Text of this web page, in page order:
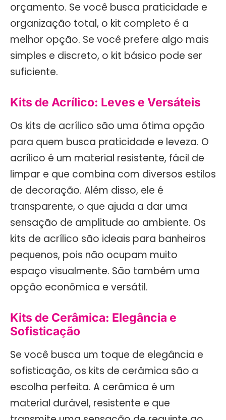
orçamento. Se você busca praticidade e
organização total, o kit completo é a
melhor opção. Se você prefere algo mais
simples e discreto, o kit básico pode ser
suficiente.
Kits de Acrílico: Leves e Versáteis
Os kits de acrílico são uma ótima opção
para quem busca praticidade e leveza. O
acrílico é um material resistente, fácil de
limpar e que combina com diversos estilos
de decoração. Além disso, ele é
transparente, o que ajuda a dar uma
sensação de amplitude ao ambiente. Os
kits de acrílico são ideais para banheiros
pequenos, pois não ocupam muito
espaço visualmente. São também uma
opção econômica e versátil.
Kits de Cerâmica: Elegância e
Sofisticação
Se você busca um toque de elegância e
sofisticação, os kits de cerâmica são a
escolha perfeita. A cerâmica é um
material durável, resistente e que